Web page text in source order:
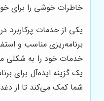
خاطرات خوشی را برای
یکی از خدمات پرکاربرد
برنامه‌ریزی مناسب و
خدمات خود را به شکلی
یک گزینه ایده‌آل برای
شما کمک می‌کند تا از